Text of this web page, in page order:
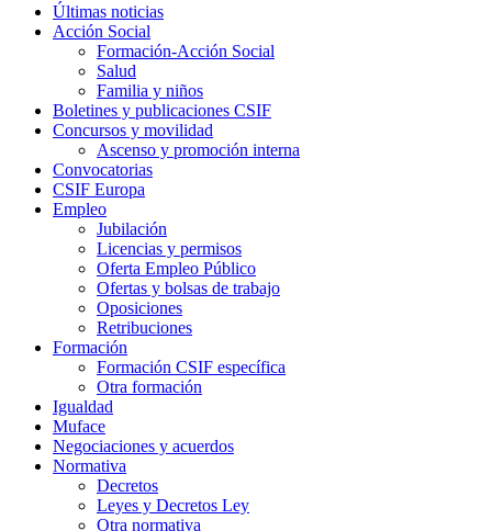
Últimas noticias
Acción Social
Formación-Acción Social
Salud
Familia y niños
Boletines y publicaciones CSIF
Concursos y movilidad
Ascenso y promoción interna
Convocatorias
CSIF Europa
Empleo
Jubilación
Licencias y permisos
Oferta Empleo Público
Ofertas y bolsas de trabajo
Oposiciones
Retribuciones
Formación
Formación CSIF específica
Otra formación
Igualdad
Muface
Negociaciones y acuerdos
Normativa
Decretos
Leyes y Decretos Ley
Otra normativa